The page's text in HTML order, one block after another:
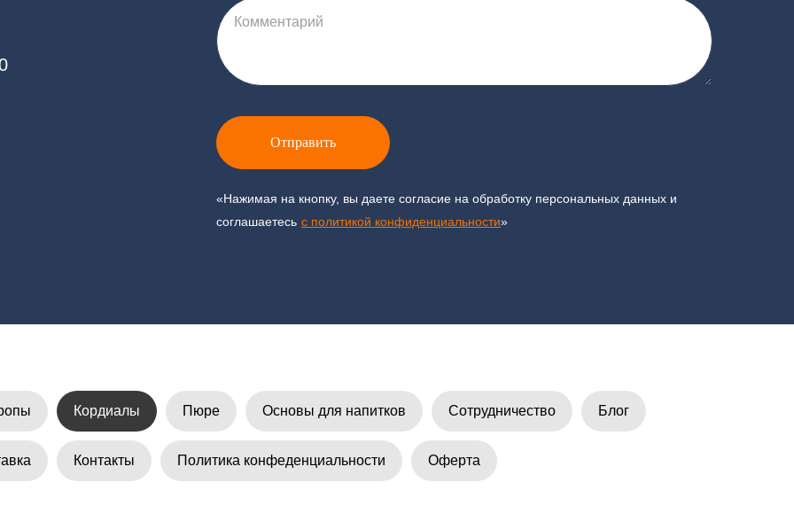
Комментарий
Отправить
«Нажимая на кнопку, вы даете согласие на обработку персональных данных и
соглашаетесь c политикой конфиденциальности»
Кордиалы Пюре Основы для напитков Сотрудничество Блог
Контакты Политика конфеденциальности Оферта